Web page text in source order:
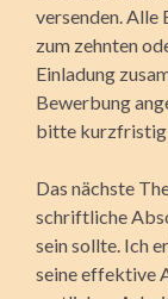
versenden. Alle
zum zehnten
Einladung
Bewerbung
bitte kurzfristig
Das nächste
schriftliche
sein sollte. Ich
seine effektive